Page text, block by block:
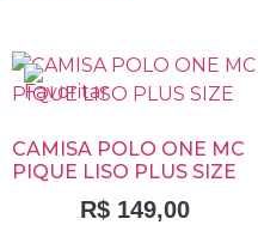
CAMISA POLO ONE MC
PIQUE LISO PLUS SIZE
R$149,00